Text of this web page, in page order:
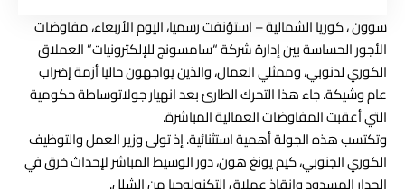
سوون ، كوريا الشمالية – استؤنفت رسميا، اليوم الأربعاء، مفاوضات
الأجور الحساسة بين إدارة شركة “سامسونجللإلكترونيات”العملاق
الكوريلدنوبي، وممثلي العمال، والذين يواجهون حاليا أزمة إضراب
عام وشيكة. جاء هذا التحرك الطارئ بعد انهيارجولاتوساطةحكومية
التي أعقبت المفاوضات العمالية المباشرة.
وتكتسب هذه الجولة أهمية استثنائية. إذ تولى وزير العمل والتوظيف
الكوري الجنوبي، كيم يونغ هون، دور الوسيط المباشر لإحداث خرق في